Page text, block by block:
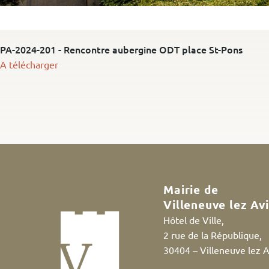
PA-2024-201 - Rencontre aubergine ODT place St-Pons
A télécharger
Mairie de
Villeneuve lez
Hôtel de Ville,
2 rue de la République,
30404 – Villeneuve lez